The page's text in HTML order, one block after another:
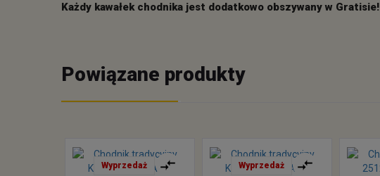
Każdy kawałek chodnika jest dodatkowo obszywany w Gratisie!
Powiązane produkty
Wyprzedaż Wyprzedaż